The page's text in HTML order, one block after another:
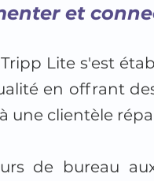
et
Lite s'est
en offrant
une clientèle
de bureau